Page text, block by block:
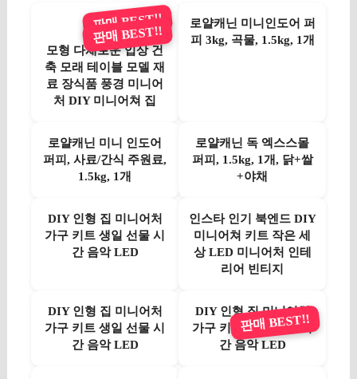
판매 BEST!!
모형 다채로운 입상 건
축 모래 테이블 모델 재
료 장식품 풍경 미니어
처 DIY 미니어쳐 집
판매 BEST!!
로얄캐닌 미니인도어 퍼
피 3kg, 곡물, 1.5kg, 1개
로얄캐닌 미니 인도어
퍼피, 사료/간식 주원료,
1.5kg, 1개
로얄캐닌 독 엑스스몰
퍼피, 1.5kg, 1개, 닭+쌀
+야채
DIY 인형 집 미니어처
가구 키트 생일 선물 시
간 음악 LED
인스타 인기 북엔드 DIY
미니어쳐 키트 작은 세
상 LED 미니어처 인테
리어 빈티지
DIY 인형 집 미니어처
가구 키트 생일 선물 시
간 음악 LED
DIY 인형 집 미니어처
가구 키트 생일 선물 시
간 음악 LED
판매 BEST!!